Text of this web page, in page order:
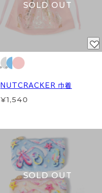
SOLD OUT
NUTCRACKER 巾着
¥1,540
SOLD OUT